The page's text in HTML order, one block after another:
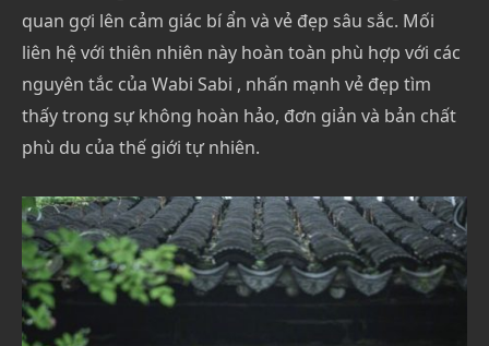
quan gợi lên cảm giác bí ẩn và vẻ đẹp sâu sắc. Mối
liên hệ với thiên nhiên này hoàn toàn phù hợp với các
nguyên tắc của Wabi Sabi , nhấn mạnh vẻ đẹp tìm
thấy trong sự không hoàn hảo, đơn giản và bản chất
phù du của thế giới tự nhiên.